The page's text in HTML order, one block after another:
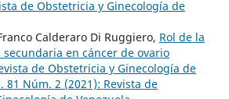
de Obstetricia y Ginecología de
Calderaro Di Ruggiero, Rol de la
en cáncer de ovario
de Obstetricia y Ginecología de
81 Núm. 2 (2021): Revista de